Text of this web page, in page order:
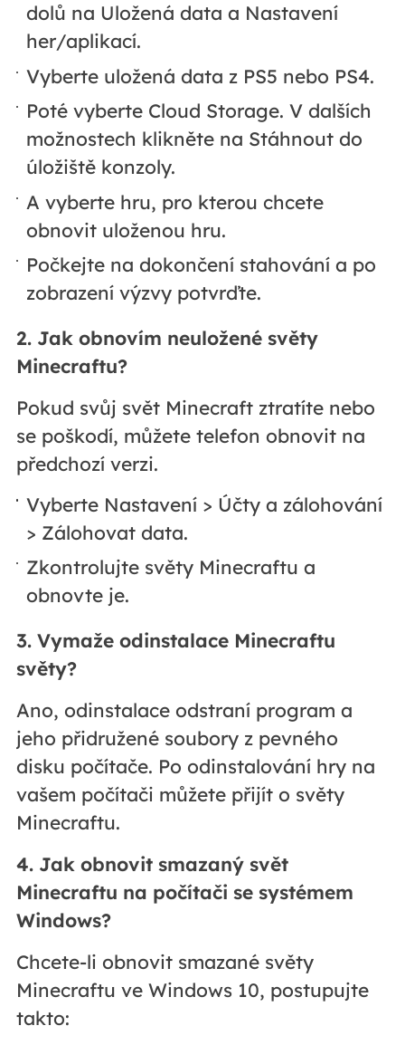
dolů na Uložená data a Nastavení
her/aplikací.
Vyberte uložená data z PS5 nebo PS4.
Poté vyberte Cloud Storage. V dalších
možnostech klikněte na Stáhnout do
úložiště konzoly.
A vyberte hru, pro kterou chcete
obnovit uloženou hru.
Počkejte na dokončení stahování a po
zobrazení výzvy potvrďte.
2. Jak obnovím neuložené světy
Minecraftu?
Pokud svůj svět Minecraft ztratíte nebo
se poškodí, můžete telefon obnovit na
předchozí verzi.
Vyberte Nastavení > Účty a zálohování
> Zálohovat data.
Zkontrolujte světy Minecraftu a
obnovte je.
3. Vymaže odinstalace Minecraftu
světy?
Ano, odinstalace odstraní program a
jeho přidružené soubory z pevného
disku počítače. Po odinstalování hry na
vašem počítači můžete přijít o světy
Minecraftu.
4. Jak obnovit smazaný svět
Minecraftu na počítači se systémem
Windows?
Chcete-li obnovit smazané světy
Minecraftu ve Windows 10, postupujte
takto: